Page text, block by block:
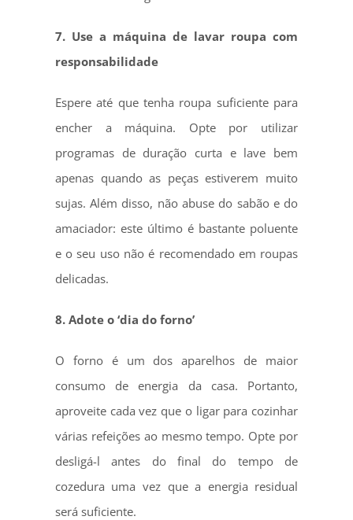
7. Use a máquina de lavar roupa com
responsabilidade
Espere até que tenha roupa suficiente para
encher a máquina. Opte por utilizar
programas de duração curta e lave bem
apenas quando as peças estiverem muito
sujas. Além disso, não abuse do sabão e do
amaciador: este último é bastante poluente
e o seu uso não é recomendado em roupas
delicadas.
8. Adote o ‘dia do forno’
O forno é um dos aparelhos de maior
consumo de energia da casa. Portanto,
aproveite cada vez que o ligar para cozinhar
várias refeições ao mesmo tempo. Opte por
desligá-l antes do final do tempo de
cozedura uma vez que a energia residual
será suficiente.